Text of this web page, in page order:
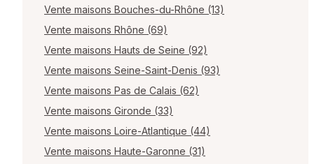
Vente maisons Bouches-du-Rhône (13)
Vente maisons Rhône (69)
Vente maisons Hauts de Seine (92)
Vente maisons Seine-Saint-Denis (93)
Vente maisons Pas de Calais (62)
Vente maisons Gironde (33)
Vente maisons Loire-Atlantique (44)
Vente maisons Haute-Garonne (31)